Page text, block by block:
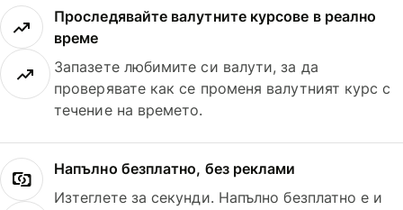
Проследявайте валутните курсове в реално
време
Запазете любимите си валути, за да
проверявате как се променя валутният курс с
течение на времето.
Напълно безплатно, без реклами
Изтеглете за секунди. Напълно безплатно е и